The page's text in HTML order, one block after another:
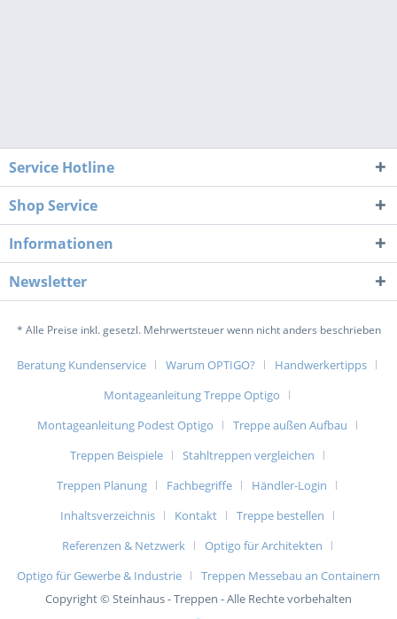
Service Hotline
Shop Service
Informationen
Newsletter
* Alle Preise inkl. gesetzl. Mehrwertsteuer wenn nicht anders beschrieben
Beratung Kundenservice Warum OPTIGO?
Handwerkertipps
Montageanleitung Treppe Optigo
Montageanleitung Podest Optigo
Treppe außen Aufbau
Treppen Beispiele
Stahltreppen vergleichen
Treppen Planung
Fachbegriffe
Händler-Login
Inhaltsverzeichnis
Kontakt
Treppe bestellen
Referenzen & Netzwerk
Optigo für Architekten
Optigo für Gewerbe & Industrie
Treppen Messebau an Containern
Copyright © Steinhaus - Treppen - Alle Rechte vorbehalten